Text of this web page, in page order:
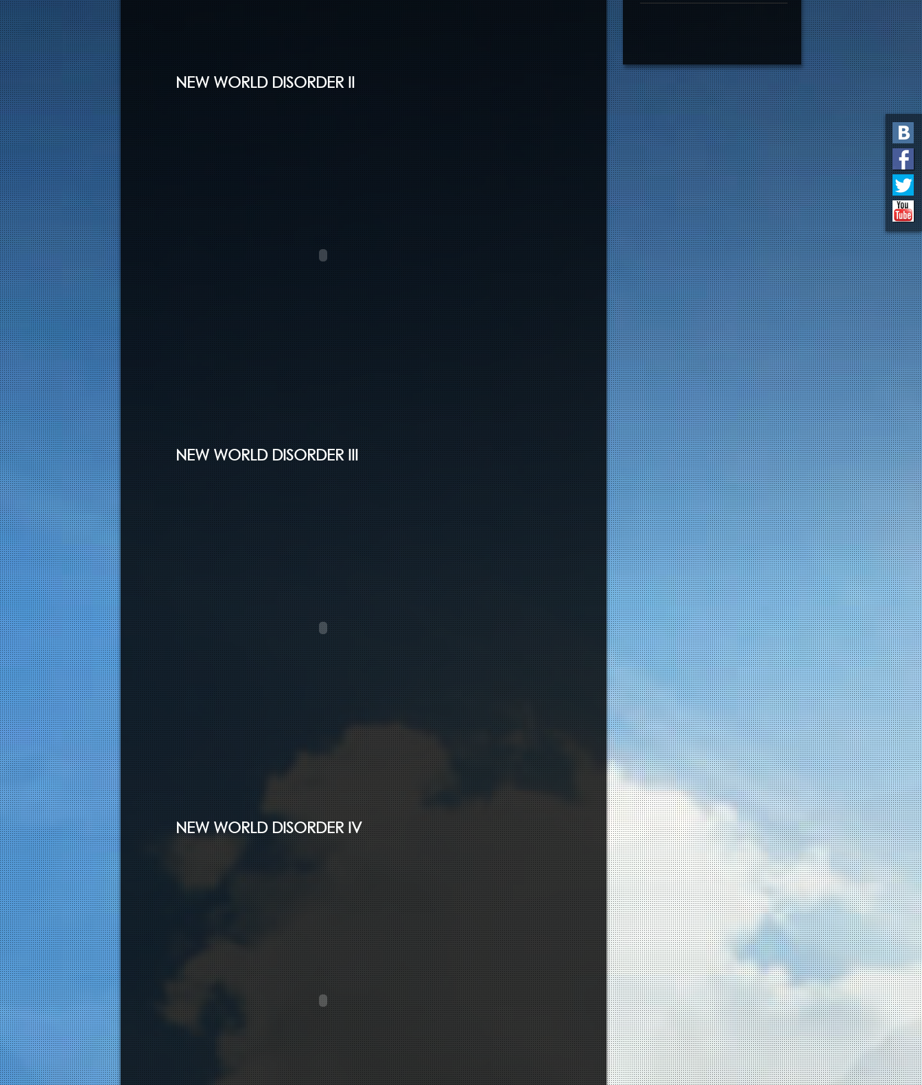
NEW WORLD DISORDER II
NEW WORLD DISORDER III
NEW WORLD DISORDER IV
команды Барракуда
Сентябрь 20, 2013
Алексей Волохов, Райдер Kona
Grass Roots
Сентябрь 03, 2013
MEGA2RX ENDURO в Орсьер
Август 08, 2013
Kona- на выставке "Евробайк 2013".
Добро пожаловать.
Август 30, 2013
Kona- на выставке "Евробайк 2013".
Добро пожаловать.
Экскурсия в Европейский офис
Kona
Июль 31, 2013
Bike Mag’s 90 секунд с Dylan
Sherrard . Видео
Август 27, 2013